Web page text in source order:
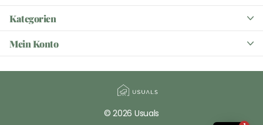
Kategorien
Mein Konto
©2026 Usuals